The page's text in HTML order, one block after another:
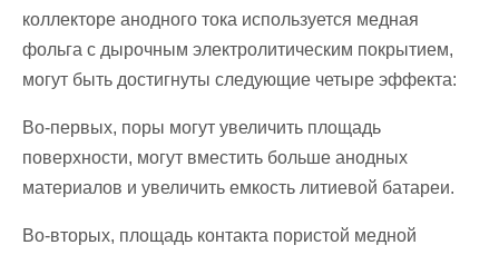
коллекторе анодного тока используется медная
фольга с дырочным электролитическим покрытием,
могут быть достигнуты следующие четыре эффекта:
Во-первых, поры могут увеличить площадь
поверхности, могут вместить больше анодных
материалов и увеличить емкость литиевой батареи.
Во-вторых, площадь контакта пористой медной